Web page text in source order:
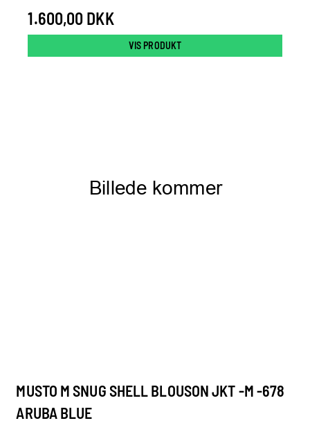
1.600,00 DKK
VIS PRODUKT
MUSTO M SNUG SHELL BLOUSON JKT -M -678
ARUBA BLUE